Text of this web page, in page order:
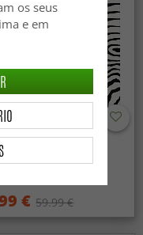
Wilton - Zebra
branco)
€ 59.99 €
os seus
e em